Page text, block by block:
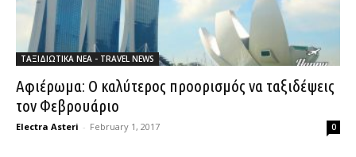
ΤΑΞΙΔΙΩΤΙΚΑ ΝΕΑ - TRAVEL NEWS
Αφιέρωμα: Ο καλύτερος προορισμός να ταξιδέψεις
τον Φεβρουάριο
Electra Asteri - February 1, 2017 0